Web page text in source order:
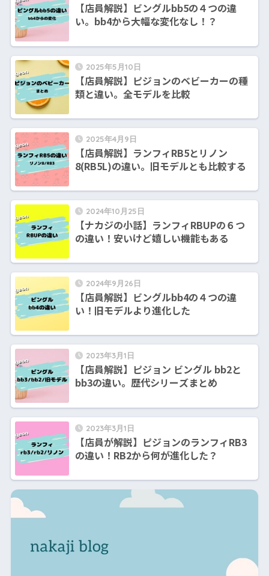
【店員解説】ビングルbb5の４つの違
い。bb4から大幅な変化なし！？
2025年5月10日
【店員解説】ピジョンのベビーカーの種
類と違い。全モデルを比較
2025年4月9日
【店員解説】ランフィRB5とリノン
8(RB5L)の違い。旧モデルとも比較する
2024年10月25日
【ナカジの小話】ランフィRBUPの６つ
の違い！安いけど嬉しい機能もある
2024年9月26日
【店員解説】ビングルbb4の４つの違
い！旧モデルより進化した
2023年3月1日
【店員解説】ピジョン ビングル bb2と
bb3の違い。歴代シリーズまとめ
2023年3月1日
【店員が解説】ピジョンのランフィRB3
の違い！RB2から何が進化した？